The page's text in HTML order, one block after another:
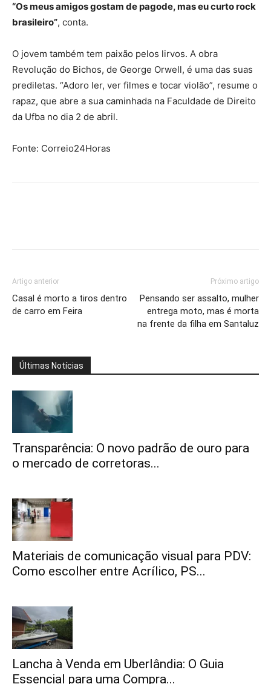
“Os meus amigos gostam de pagode, mas eu curto rock
brasileiro”, conta.
O jovem também tem paixão pelos lirvos. A obra
Revolução do Bichos, de George Orwell, é uma das suas
prediletas. “Adoro ler, ver filmes e tocar violão”, resume o
rapaz, que abre a sua caminhada na Faculdade de Direito
da Ufba no dia 2 de abril.
Fonte: Correio24Horas
Artigo anterior
Casal é morto a tiros dentro
de carro em Feira
Próximo artigo
Pensando ser assalto, mulher
entrega moto, mas é morta
na frente da filha em Santaluz
Últimas Notícias
Transparência: O novo padrão de ouro para
o mercado de corretoras...
Materiais de comunicação visual para PDV:
Como escolher entre Acrílico, PS...
Lancha à Venda em Uberlândia: O Guia
Essencial para uma Compra...